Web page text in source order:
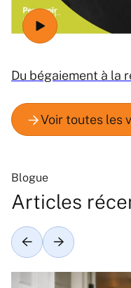
Du bégaiement à la
Blogue
Articles